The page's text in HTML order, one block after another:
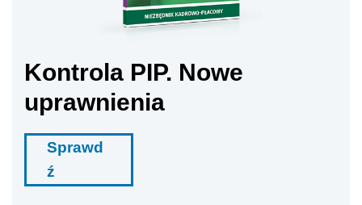
Kontrola PIP. Nowe
uprawnienia
Sprawd
ź